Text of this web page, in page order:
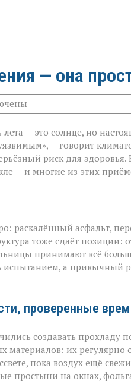
— она
— она
— это солнце, но
— говорит
риск для
— и многие из этих
раскалённый асфальт,
тоже сдаёт позиции:
принимают всё
испытанием, а привычный
проверенные
создавать
их регулярно
пока воздух ещё
простыни на окнах,